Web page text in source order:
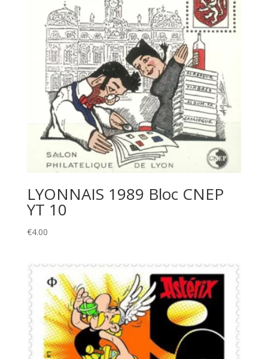
LYONNAIS 1989 Bloc CNEP
YT 10
€4.00